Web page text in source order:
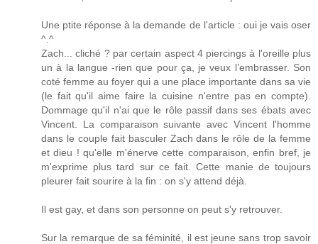
Une ptite réponse à la demande de l'article : oui je vais oser
^.^
Zach... cliché ? par certain aspect 4 piercings à l'oreille plus
un à la langue -rien que pour ça, je veux l’embrasser. Son
coté femme au foyer qui a une place importante dans sa vie
(le fait qu'il aime faire la cuisine n'entre pas en compte).
Dommage qu'il n'ai que le rôle passif dans ses ébats avec
Vincent. La comparaison suivante avec Vincent l'homme
dans le couple fait basculer Zach dans le rôle de la femme
et dieu ! qu'elle m'énerve cette comparaison, enfin bref, je
m'exprime plus tard sur ce fait. Cette manie de toujours
pleurer fait sourire à la fin : on s'y attend déjà.
Il est gay, et dans son personne on peut s'y retrouver.
Sur la remarque de sa féminité, il est jeune sans trop savoir